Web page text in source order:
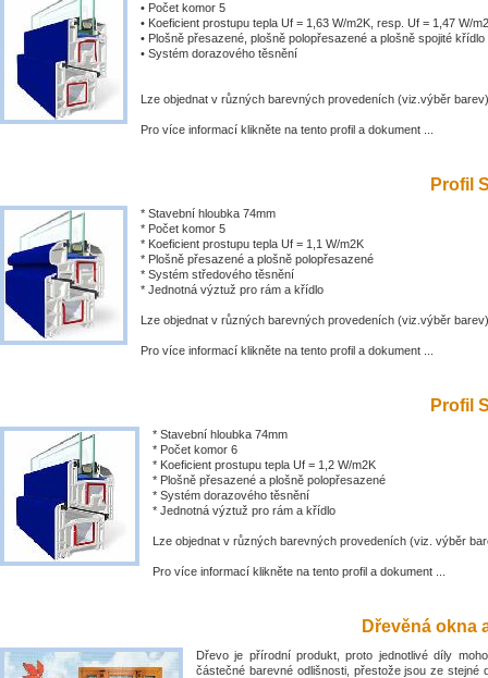
• Počet komor 5
• Koeficient prostupu tepla Uf = 1,63 W/m2K, resp. Uf = 1,47 W/
• Plošně přesazené, plošně polopřesazené a plošně spojité křídlo
• Systém dorazového těsnění
Lze objednat v různých barevných provedeních (viz.výběr barev)
Pro více informací klikněte na tento profil a dokument ...
Profil
* Stavební hloubka 74mm
* Počet komor 5
* Koeficient prostupu tepla Uf = 1,1 W/m2K
* Plošně přesazené a plošně polopřesazené
* Systém středového těsnění
* Jednotná výztuž pro rám a křídlo
Lze objednat v různých barevných provedeních (viz.výběr barev)
Pro více informací klikněte na tento profil a dokument ...
Profil
* Stavební hloubka 74mm
* Počet komor 6
* Koeficient prostupu tepla Uf = 1,2 W/m2K
* Plošně přesazené a plošně polopřesazené
* Systém dorazového těsnění
* Jednotná výztuž pro rám a křídlo
Lze objednat v různých barevných provedeních (viz. výběr
Pro více informací klikněte na tento profil a dokument ...
Dřevěná okna
Dřevo je přírodní produkt, proto jednotlivé díly
částečné barevné odlišnosti, přestože jsou ze stejné